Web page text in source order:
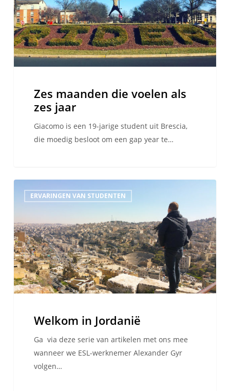
als
zes
jaar
Zes maanden die voelen als
zes jaar
Giacomo is een 19-jarige student uit Brescia,
die moedig besloot om een gap year te…
ERVARINGEN VAN STUDENTEN
Welkom in Jordanië
Ga via deze serie van artikelen met ons mee
wanneer we ESL-werknemer Alexander Gyr
volgen…